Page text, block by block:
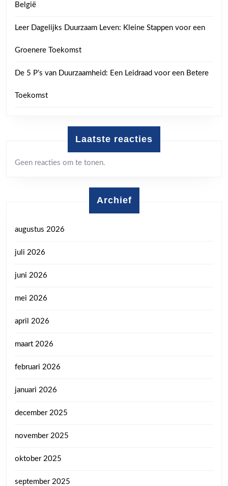
België
Leer Dagelijks Duurzaam Leven: Kleine Stappen voor een
Groenere Toekomst
De 5 P’s van Duurzaamheid: Een Leidraad voor een Betere
Toekomst
Laatste reacties
Geen reacties om te tonen.
Archief
augustus 2026
juli 2026
juni 2026
mei 2026
april 2026
maart 2026
februari 2026
januari 2026
december 2025
november 2025
oktober 2025
september 2025